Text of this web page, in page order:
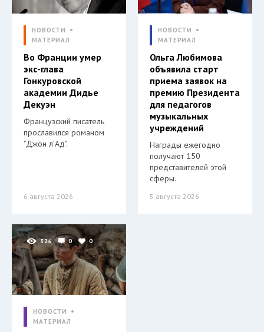
НОВОСТИ
МАТЕРИАЛ
Во Франции умер
экс-глава
Гонкуровской
академии Дидье
Декуэн
Французский писатель
прославился романом
"Джон л’Ад".
6 августа 2026
НОВОСТИ
МАТЕРИАЛ
Ольга Любимова
объявила старт
приема заявок на
премию Президента
для педагогов
музыкальных
учреждений
Награды ежегодно
получают 150
представителей этой
сферы.
5 августа 2026
326 0 0
НОВОСТИ
МАТЕРИАЛ